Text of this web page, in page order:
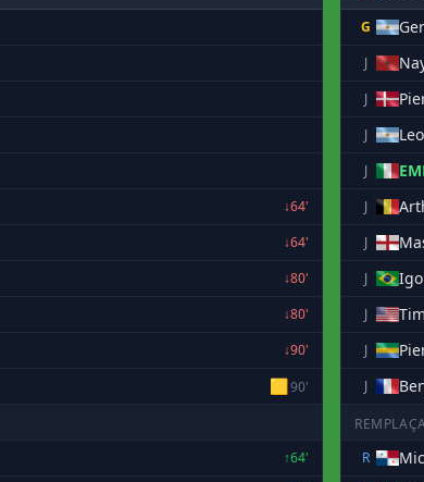
↓64'
↓64'
↓80'
↓80'
↓90'
🟨90'
↑64'
G
J
J
J
J
J
J
J
J
J
J
R